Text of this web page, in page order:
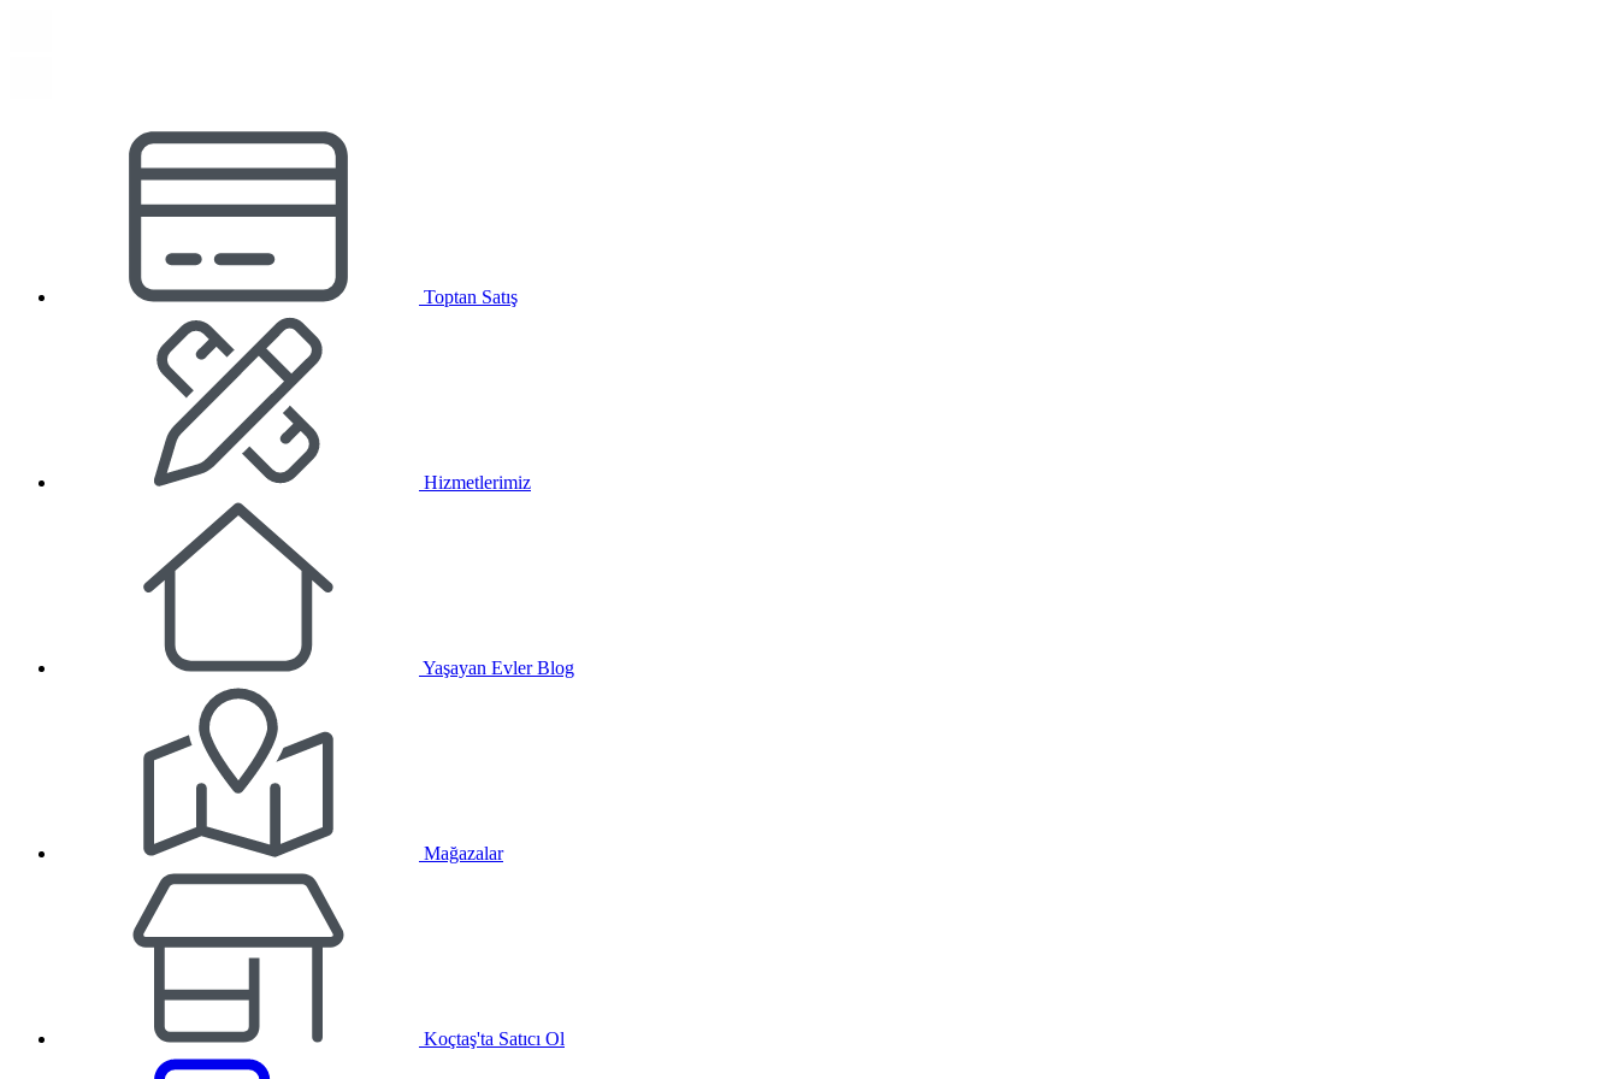
Toptan Satış
Hizmetlerimiz
Yaşayan Evler Blog
Mağazalar
Koçtaş'ta Satıcı Ol